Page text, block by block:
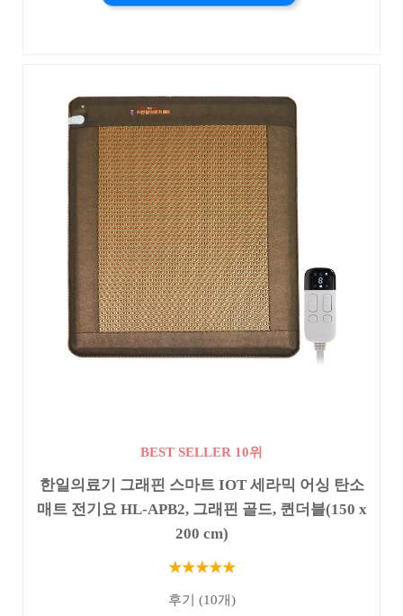
BEST SELLER 10위
한일의료기 그래핀 스마트 IOT 세라믹 어싱 탄소
매트 전기요 HL-APB2, 그래핀 골드, 퀸더블(150 x
200 cm)
★★★★★
후기 (10개)